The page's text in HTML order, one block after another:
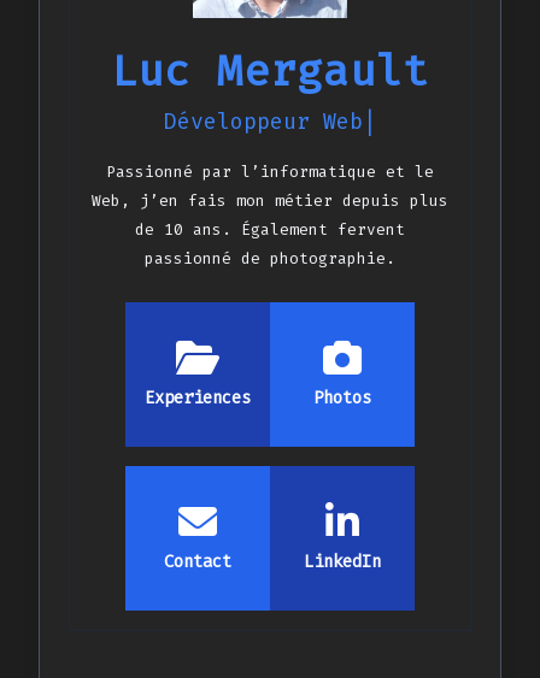
Luc Mergault
Développeur Web
Passionné par l’informatique et le
Web, j’en fais mon métier depuis plus
de 10 ans. Également fervent
passionné de photographie.
Experiences Photos
Contact LinkedIn